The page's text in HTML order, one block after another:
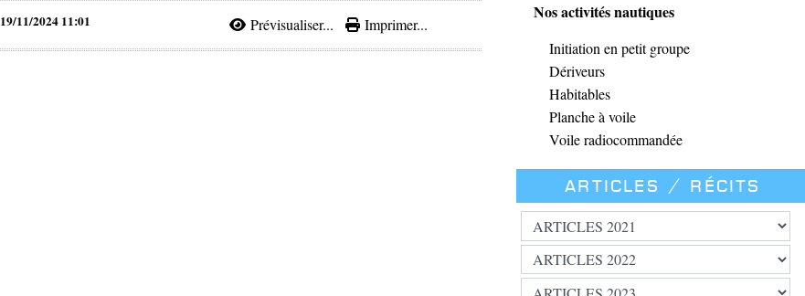
19/11/2024 11:01 Prévisualiser... Imprimer...
Nos activités nautiques
Initiation en petit groupe
Dériveurs
Habitables
Planche à voile
Voile radiocommandée
Articles / Récits